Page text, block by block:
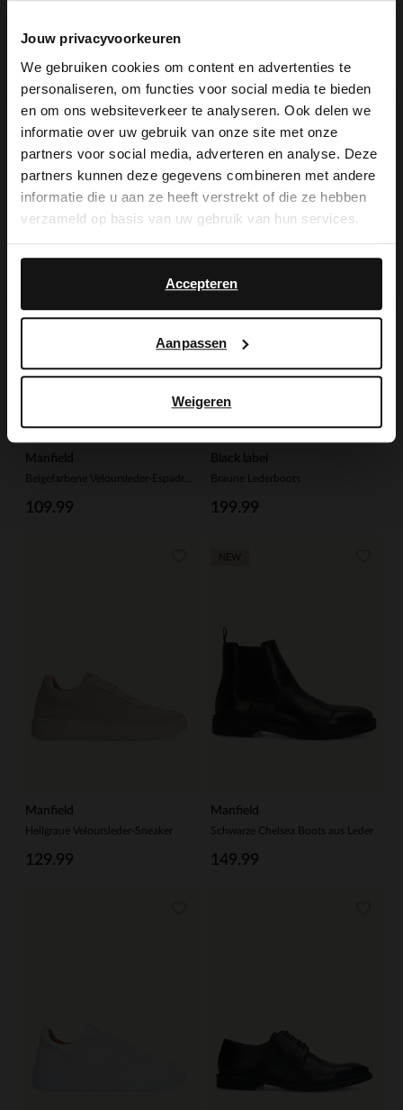
Jouw privacyvoorkeuren
We gebruiken cookies om content en advertenties te
personaliseren, om functies voor social media te bieden
en om ons websiteverkeer te analyseren. Ook delen we
informatie over uw gebruik van onze site met onze
partners voor social media, adverteren en analyse. Deze
partners kunnen deze gegevens combineren met andere
informatie die u aan ze heeft verstrekt of die ze hebben
verzameld op basis van uw gebruik van hun services.
Accepteren
Aanpassen
Weigeren
Manfield
Schwarze Veloursleder-Loafer
129.99
Manfield
Beigefarbene Veloursleder-Clogs
99.99
Manfield
109.99
Black label
Braune Lederboots
199.99
Manfield
Hellgraue Veloursleder-Sneaker
129.99
Manfield
Schwarze Chelsea Boots aus Leder
149.99
×
View this website in English?
It looks like your language isn't Dutch. Would
you like to switch to English?
English